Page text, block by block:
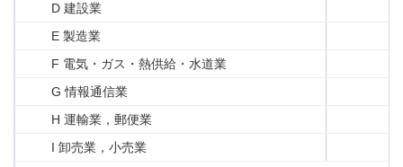
D 建設業
E 製造業
F 電気・ガス・熱供給・水道業
G 情報通信業
H 運輸業，郵便業
I 卸売業，小売業